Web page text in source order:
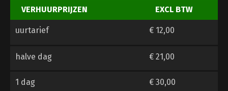
VERHUURPRIJZEN EXCL BTW
uurtarief € 12,00
halve dag € 21,00
1 dag € 30,00